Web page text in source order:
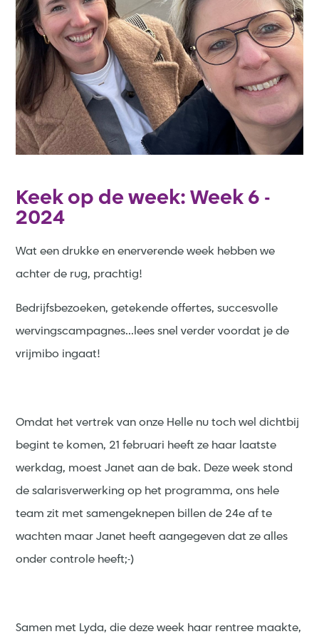
Keek op de week: Week 6 -
2024
Wat een drukke en enerverende week hebben we
achter de rug, prachtig!
Bedrijfsbezoeken, getekende offertes, succesvolle
wervingscampagnes...lees snel verder voordat je de
vrijmibo ingaat!
Omdat het vertrek van onze Helle nu toch wel dichtbij
begint te komen, 21 februari heeft ze haar laatste
werkdag, moest Janet aan de bak. Deze week stond
de salarisverwerking op het programma, ons hele
team zit met samengeknepen billen de 24e af te
wachten maar Janet heeft aangegeven dat ze alles
onder controle heeft;-)
Samen met Lyda, die deze week haar rentree maakte,